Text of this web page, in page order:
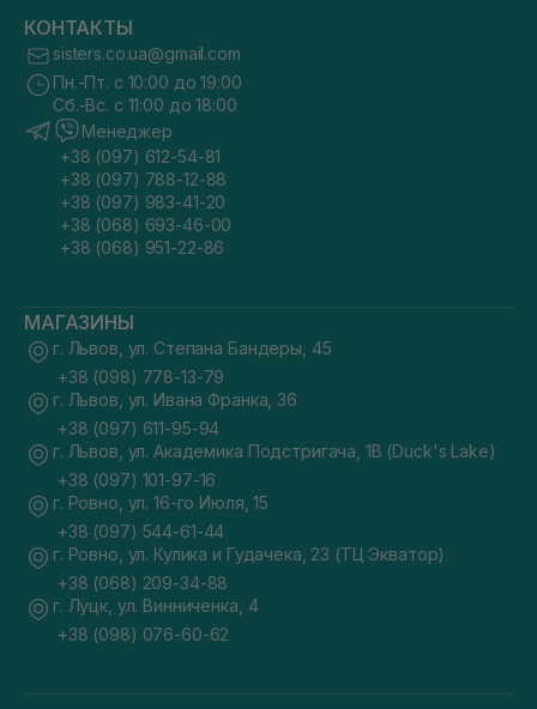
КОНТАКТЫ
sisters.co.ua@gmail.com
Пн.-Пт. с 10:00 до 19:00
Сб.-Вс. с 11:00 до 18:00
Менеджер
+38 (097) 612-54-81
+38 (097) 788-12-88
+38 (097) 983-41-20
+38 (068) 693-46-00
+38 (068) 951-22-86
МАГАЗИНЫ
г. Львов, ул. Степана Бандеры, 45
+38 (098) 778-13-79
г. Львов, ул. Ивана Франка, 36
+38 (097) 611-95-94
г. Львов, ул. Академика Подстригача, 1В (Duck's Lake)
+38 (097) 101-97-16
г. Ровно, ул. 16-го Июля, 15
+38 (097) 544-61-44
г. Ровно, ул. Кулика и Гудачека, 23 (ТЦ Экватор)
+38 (068) 209-34-88
г. Луцк, ул. Винниченка, 4
+38 (098) 076-60-62